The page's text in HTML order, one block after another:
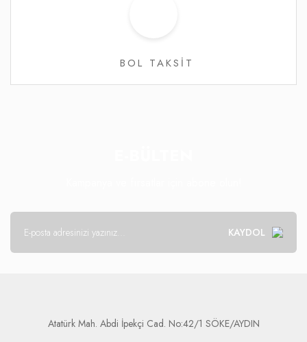
BOL TAKSİT
KAYDOL
Atatürk Mah. Abdi İpekçi Cad. No:42/1 SÖKE/AYDIN